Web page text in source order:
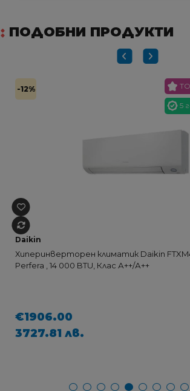
ПОДОБНИ ПРОДУКТИ
-12%
5
Daikin
Хиперинверторен климатик Daikin
Perfera , 14 000 BTU, Клас А++/А++
€1906.00
3727.81 лв.